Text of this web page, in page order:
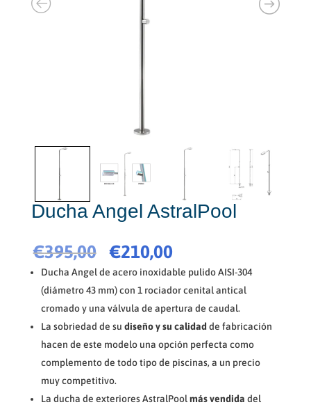
Ducha Angel AstralPool
€395,00 El
precio
original
era:
€395,00.
€210,00
precio
actual
es:
€210,00.
Ducha Angel de acero inoxidable pulido AISI-304
(diámetro 43 mm) con 1 rociador cenital antical
cromado y una válvula de apertura de caudal.
La sobriedad de su diseño y su calidad de fabricación
hacen de este modelo una opción perfecta como
complemento de todo tipo de piscinas, a un precio
muy competitivo.
La ducha de exteriores AstralPoolmás vendida del